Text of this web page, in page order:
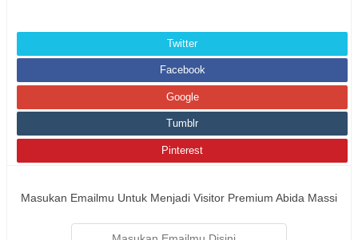
Twitter
Facebook
Google
Tumblr
Pinterest
Masukan Emailmu Untuk Menjadi Visitor Premium Abida Massi